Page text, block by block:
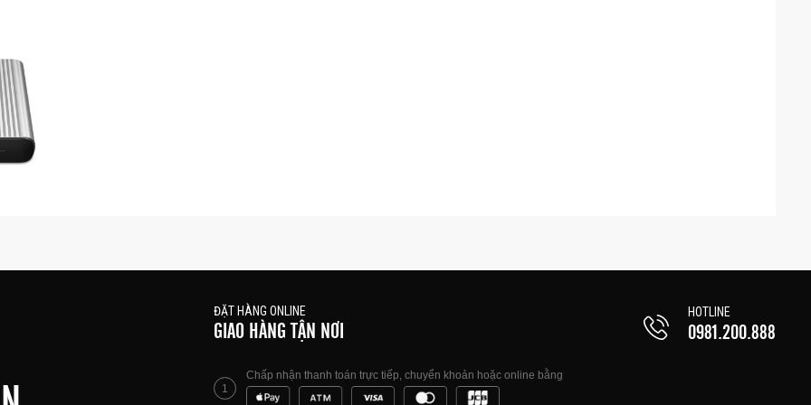
ĐẶT HÀNG ONLINE
GIAO HÀNG TẬN NƠI
HOTLINE
0981.200.888
1
Chấp nhận thanh toán trực tiếp, chuyển khoản hoặc online bằng